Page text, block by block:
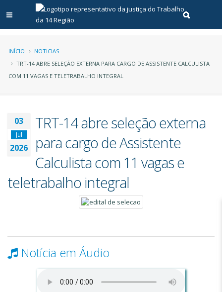
Abrir menu principal
Realizar
Trilha
de
INÍCIO
NOTICIAS
TRT-14 ABRE SELEÇÃO EXTERNA PARA CARGO DE ASSISTENTE CALCULISTA
COM 11 VAGAS E TELETRABALHO INTEGRAL
03
Jul
2026
TRT-14 abre seleção externa
para cargo de Assistente
Calculista com 11 vagas e
teletrabalho integral
Notícia em Áudio